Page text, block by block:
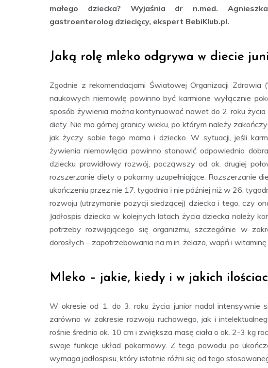
małego dziecka? Wyjaśnia dr n.med.
gastroenterolog dziecięcy, ekspert BebiKlub.pl.
Jaką rolę mleko odgrywa w diecie
Zgodnie z rekomendacjami Światowej Organizacji
naukowych niemowlę powinno być karmione wyłącznie
sposób żywienia można kontynuować nawet do 2. roku życia
diety. Nie ma górnej granicy wieku, po którym należy
jak życzy sobie tego mama i dziecko. W sytuacji, jeśli
żywienia niemowlęcia powinno stanowić odpowiednio
dziecku prawidłowy rozwój, począwszy od ok. drugiej
rozszerzanie diety o pokarmy uzupełniające. Rozszerzanie
ukończeniu przez nie 17. tygodnia i nie później niż w 26.
rozwoju (utrzymanie pozycji siedzącej) dziecka i tego, czy
Jadłospis dziecka w kolejnych latach życia dziecka należy
potrzeby rozwijającego się organizmu, szczególnie w
dorosłych – zapotrzebowania na m.in. żelazo, wapń i witaminę
Mleko – jakie, kiedy i w jakich
W okresie od 1. do 3. roku życia junior nadal intensywnie
zarówno w zakresie rozwoju ruchowego, jak i
rośnie średnio ok. 10 cm i zwiększa masę ciała o ok. 2-3 kg
swoje funkcje układ pokarmowy. Z tego powodu po
wymaga jadłospisu, który istotnie różni się od tego